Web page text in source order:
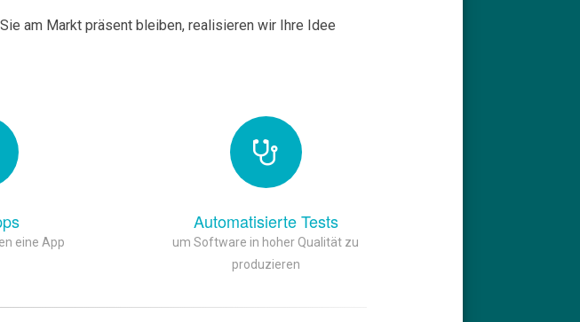
am Markt präsent bleiben, realisieren wir Ihre Idee
eine App
Automatisierte Tests
um Software in hoher Qualität zu
produzieren